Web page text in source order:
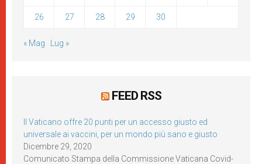
26 27 28 29 30
« Mag Lug »
FEED RSS
Il Vaticano offre 20 punti per un accesso giusto ed
universale ai vaccini, per un mondo più sano e giusto
Dicembre 29, 2020
Comunicato Stampa della Commissione Vaticana Covid-